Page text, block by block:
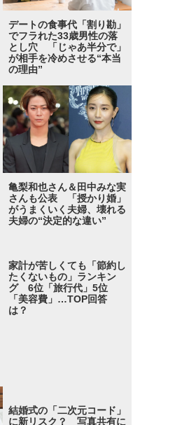
デートの食事代「割り勘」
でフラれた33歳男性の落
とし穴 「じゃあ半分で」
が相手を冷めさせる“本当
の理由”
亀梨和也さん＆田中みな実
さんも公表 「授かり婚」
がうまくいく夫婦、壊れる
夫婦の“決定的な違い”
家計が苦しくても「節約し
たくないもの」ランキン
グ 6位「旅行代」5位
「美容費」…TOP回答
は？
結婚式の「二次元コード」
に新リスク？ 写真共有に